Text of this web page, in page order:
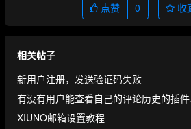
点赞 0 收
相关帖子
新用户注册，发送验证码失败
有没有用户能查看自己的评论历史的插件.
XIUNO邮箱设置教程